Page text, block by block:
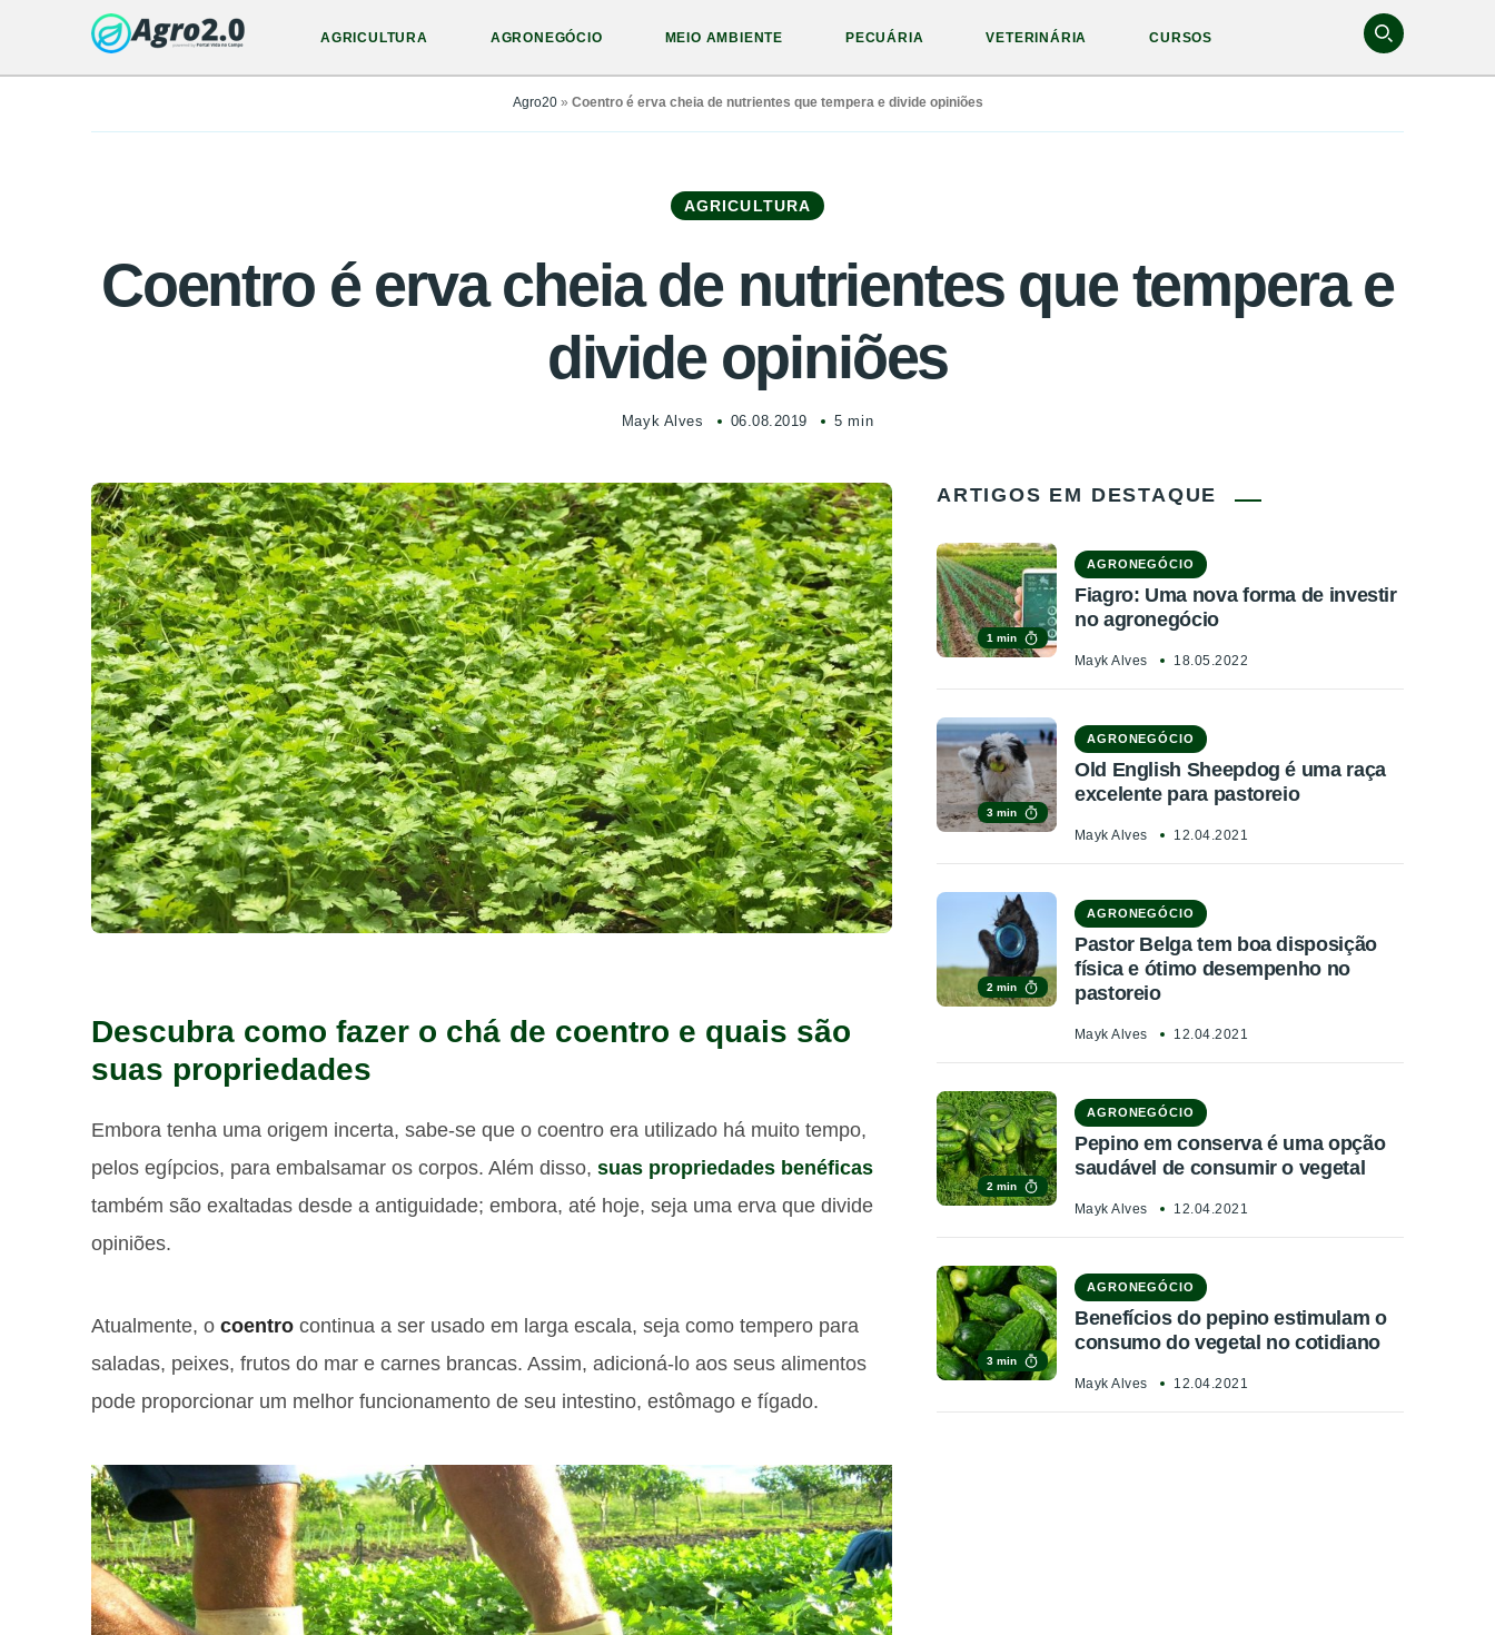
AGRICULTURA AGRONEGÓCIO MEIO AMBIENTE PECUÁRIA VETERINÁRIA CURSOS
Agro20» Coentro é erva cheia de nutrientes que tempera e divide opiniões
AGRICULTURA
Coentro é erva cheia de nutrientes que tempera e
divide opiniões
Mayk Alves 06.08.2019 5 min
Descubra como fazer o chá de coentro e quais são
suas propriedades
Embora tenha uma origem incerta, sabe-se que o coentro era utilizado há muito tempo,
pelos egípcios, para embalsamar os corpos. Além disso, suas propriedades benéficas
também são exaltadas desde a antiguidade; embora, até hoje, seja uma erva que divide
opiniões.
Atualmente, o coentro continua a ser usado em larga escala, seja como tempero para
saladas, peixes, frutos do mar e carnes brancas. Assim, adicioná-lo aos seus alimentos
pode proporcionar um melhor funcionamento de seu intestino, estômago e fígado.
ARTIGOS EM DESTAQUE
1 min
AGRONEGÓCIO
Fiagro: Uma nova forma de investir
no agronegócio
Mayk Alves 18.05.2022
3 min
AGRONEGÓCIO
Old English Sheepdog é uma raça
excelente para pastoreio
Mayk Alves 12.04.2021
2 min
AGRONEGÓCIO
Pastor Belga tem boa disposição
física e ótimo desempenho no
pastoreio
Mayk Alves 12.04.2021
2 min
AGRONEGÓCIO
Pepino em conserva é uma opção
saudável de consumir o vegetal
Mayk Alves 12.04.2021
3 min
AGRONEGÓCIO
Benefícios do pepino estimulam o
consumo do vegetal no cotidiano
Mayk Alves 12.04.2021